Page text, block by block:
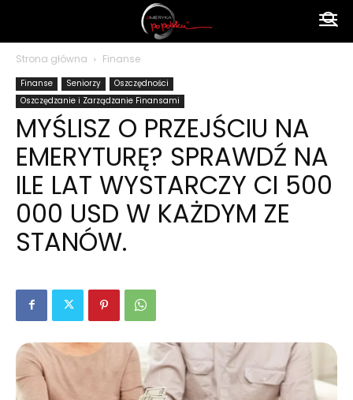
polsku
Strona główna Finanse
Finanse Seniorzy
Oszczędności
Oszczędzanie i Zarządzanie Finansami
MYŚLISZ O PRZEJŚCIU NA
EMERYTURĘ? SPRAWDŹ NA
ILE LAT WYSTARCZY CI 500
000 USD W KAŻDYM ZE
STANÓW.